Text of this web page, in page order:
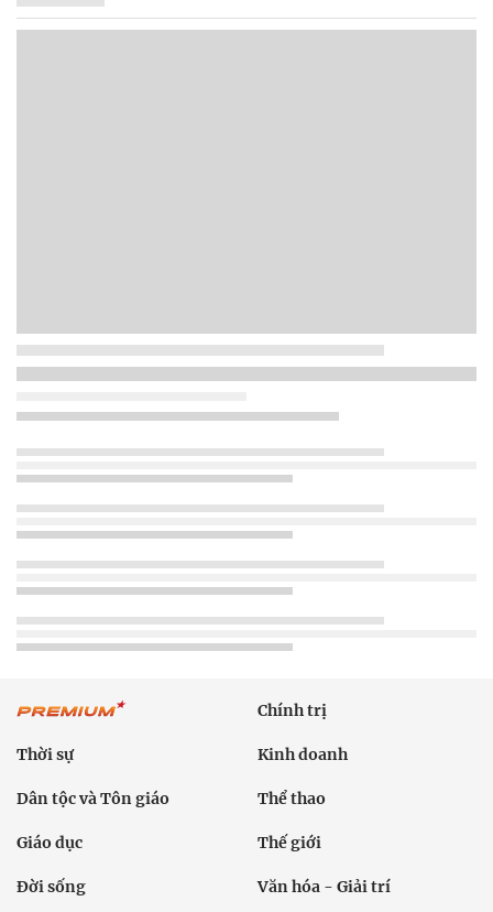
Chính trị
Thời sự Kinh doanh
Dân tộc và Tôn giáo Thể thao
Giáo dục Thế giới
Đời sống Văn hóa - Giải trí